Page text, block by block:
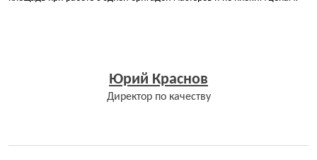
Юрий Краснов
Директор по качеству